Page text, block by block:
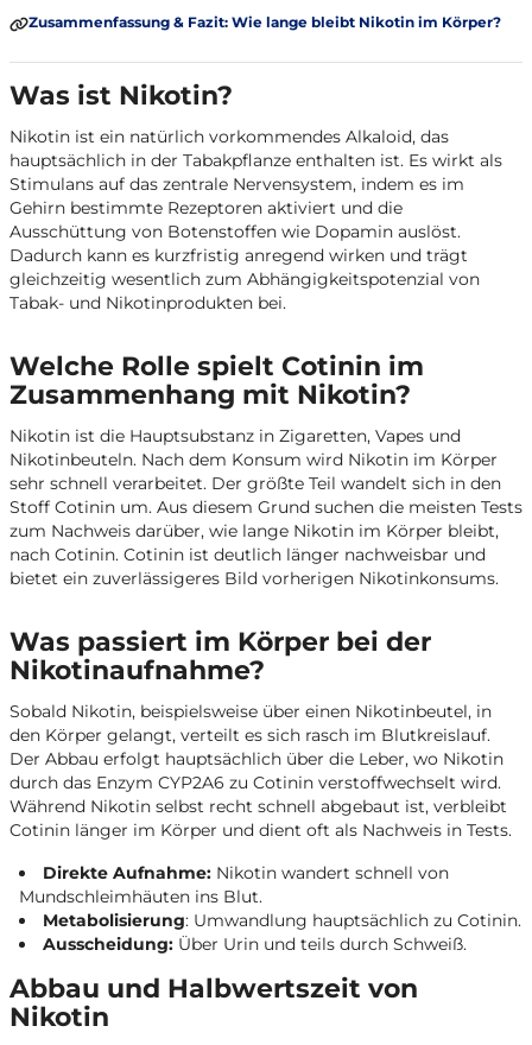
Zusammenfassung & Fazit: Wie lange bleibt Nikotin im Körper?
Was ist Nikotin?
Nikotin ist ein natürlich vorkommendes Alkaloid, das
hauptsächlich in der Tabakpflanze enthalten ist. Es wirkt als
Stimulans auf das zentrale Nervensystem, indem es im
Gehirn bestimmte Rezeptoren aktiviert und die
Ausschüttung von Botenstoffen wie Dopamin auslöst.
Dadurch kann es kurzfristig anregend wirken und trägt
gleichzeitig wesentlich zum Abhängigkeitspotenzial von
Tabak- und Nikotinprodukten bei.
Welche Rolle spielt Cotinin im
Zusammenhang mit Nikotin?
Nikotin ist die Hauptsubstanz in Zigaretten, Vapes und
Nikotinbeuteln. Nach dem Konsum wird Nikotin im Körper
sehr schnell verarbeitet. Der größte Teil wandelt sich in den
Stoff Cotinin um. Aus diesem Grund suchen die meisten Tests
zum Nachweis darüber, wie lange Nikotin im Körper bleibt,
nach Cotinin. Cotinin ist deutlich länger nachweisbar und
bietet ein zuverlässigeres Bild vorherigen Nikotinkonsums.
Was passiert im Körper bei der
Nikotinaufnahme?
Sobald Nikotin, beispielsweise über einen Nikotinbeutel, in
den Körper gelangt, verteilt es sich rasch im Blutkreislauf.
Der Abbau erfolgt hauptsächlich über die Leber, wo Nikotin
durch das Enzym CYP2A6 zu Cotinin verstoffwechselt wird.
Während Nikotin selbst recht schnell abgebaut ist, verbleibt
Cotinin länger im Körper und dient oft als Nachweis in Tests.
Direkte Aufnahme: Nikotin wandert schnell von
Mundschleimhäuten ins Blut.
Metabolisierung: Umwandlung hauptsächlich zu Cotinin.
Ausscheidung: Über Urin und teils durch Schweiß.
Abbau und Halbwertszeit von
Nikotin